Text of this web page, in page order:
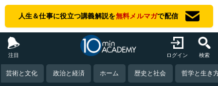
人生＆仕事に役立つ講義解説を無料メルマガで配信
注目 ログイン 検索
芸術と文化 政治と経済 ホーム 歴史と社会 哲学と生き